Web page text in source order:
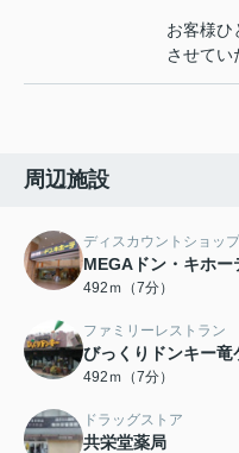
お客様ひ
させてい
周辺施設
ディスカウントショップ
MEGAドン・キホー
492ｍ（7分）
ファミリーレストラン
びっくりドンキー竜
492ｍ（7分）
ドラッグストア
共栄堂薬局